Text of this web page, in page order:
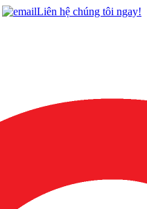
Liên hệ chúng tôi ngay!